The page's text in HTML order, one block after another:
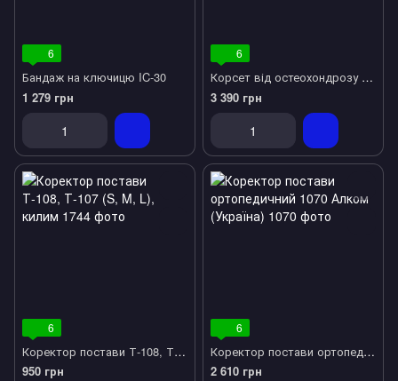
6
Бандаж на ключицю IC-30
1 279 грн
6
Корсет від остеохондрозу Doctor-101 Twin (надувний) L
3 390 грн
6
Коректор постави Т-108, Т-107 (S, M, L), килим
950 грн
6
Коректор постави ортопедичний 1070 Алком (Україна)
2 610 грн